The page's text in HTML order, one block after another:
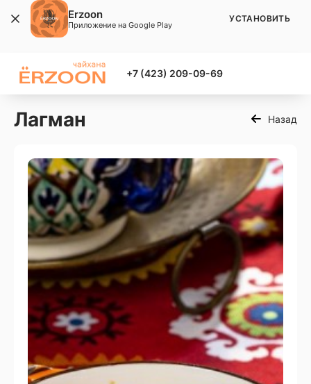
+7 (423) 209-09-69
Лагман Назад
Erzoon
Приложение на Google Play
УСТАНОВИТЬ